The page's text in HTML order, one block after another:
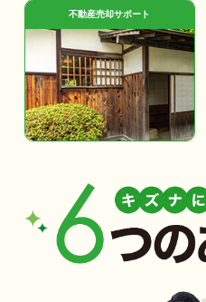
不動産売却サポート